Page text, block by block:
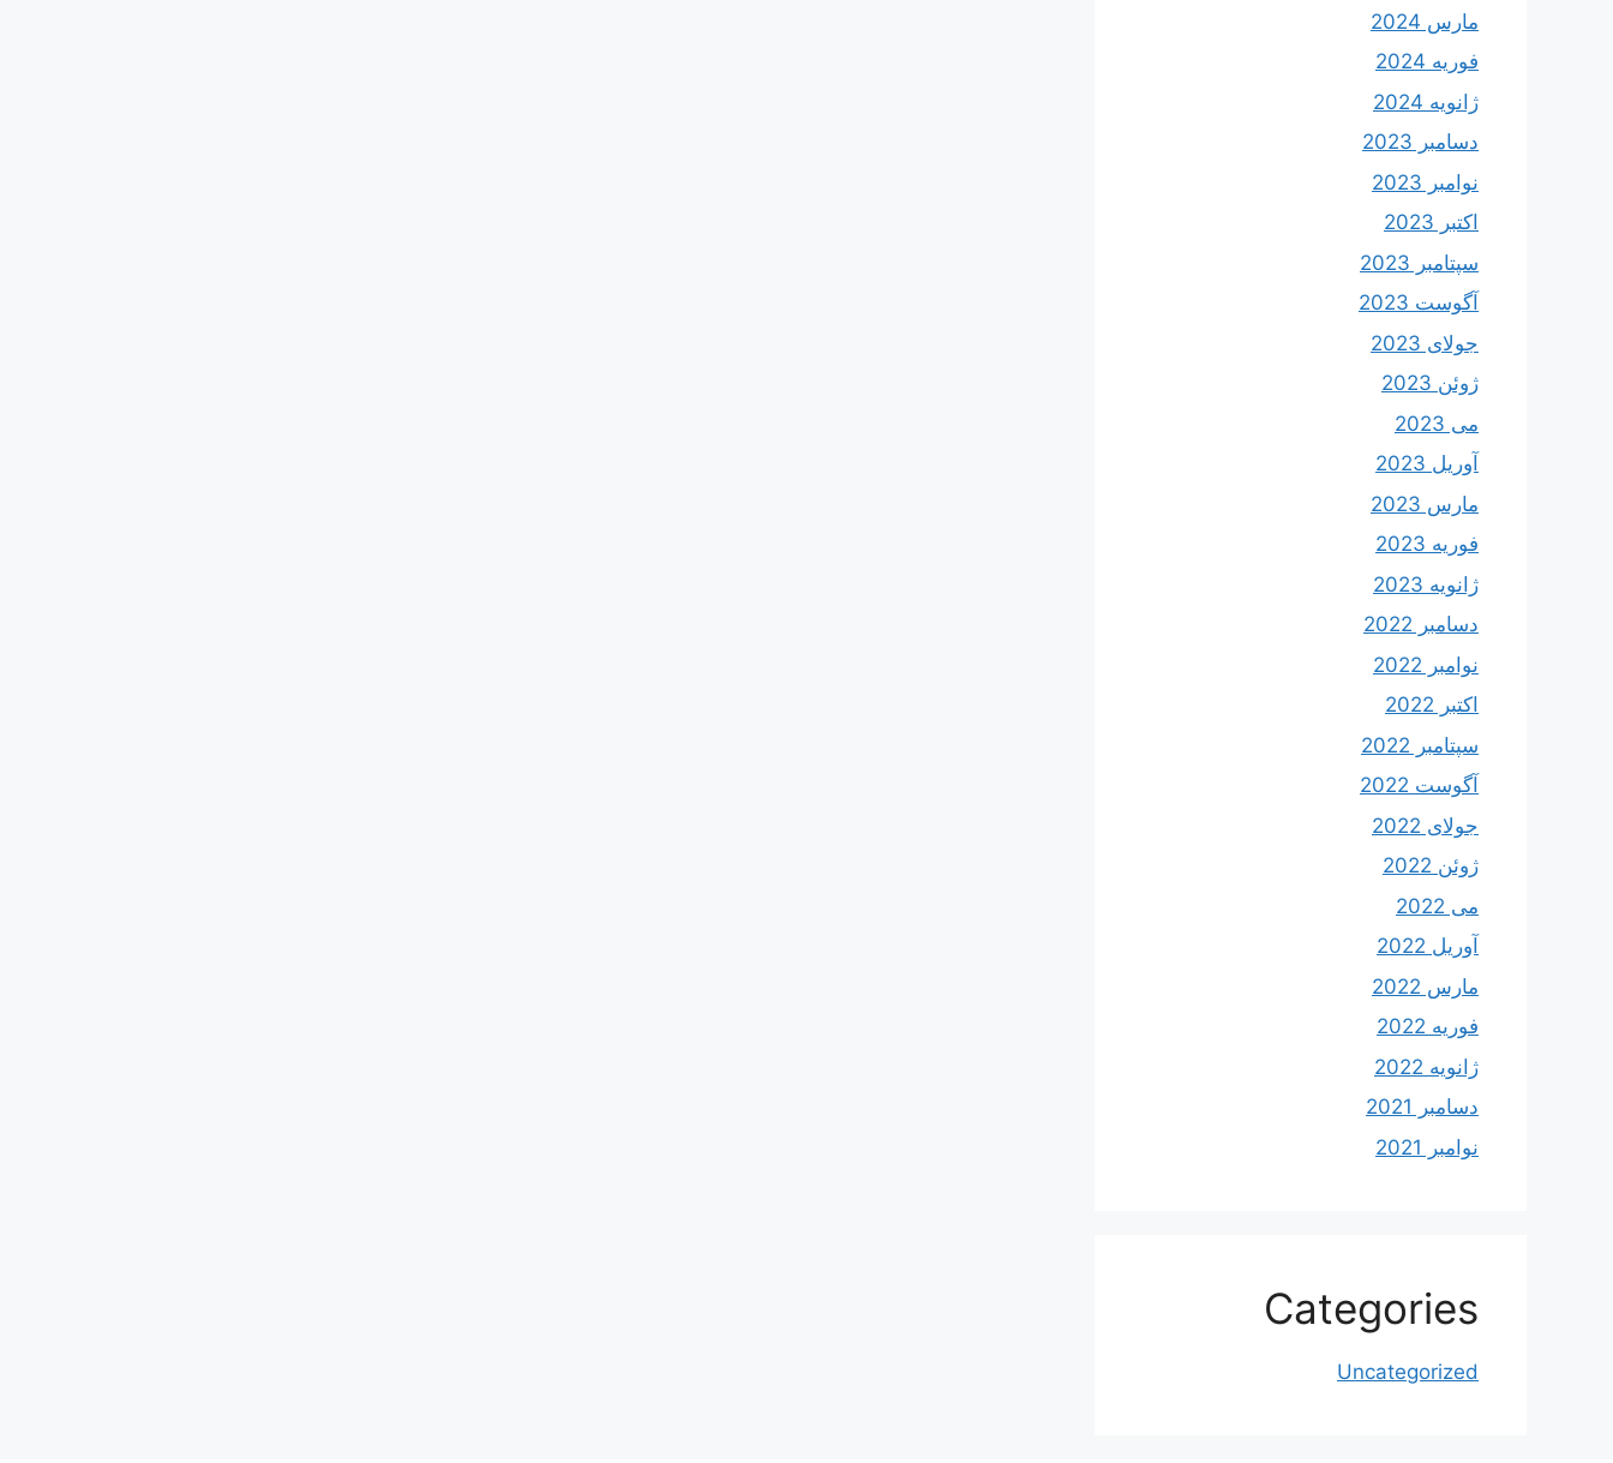
مارس 2024
فوریه 2024
ژانویه 2024
دسامبر 2023
نوامبر 2023
اکتبر 2023
سپتامبر 2023
آگوست 2023
جولای 2023
ژوئن 2023
می 2023
آوریل 2023
مارس 2023
فوریه 2023
ژانویه 2023
دسامبر 2022
نوامبر 2022
اکتبر 2022
سپتامبر 2022
آگوست 2022
جولای 2022
ژوئن 2022
می 2022
آوریل 2022
مارس 2022
فوریه 2022
ژانویه 2022
دسامبر 2021
نوامبر 2021
Categories
Uncategorized